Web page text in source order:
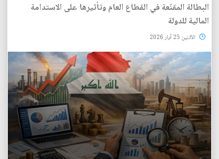
البطالة المقنّعة في القطاع العام وتأثيرها على الاستدامة
المالية للدولة
الأثنين 25 آيار 2026